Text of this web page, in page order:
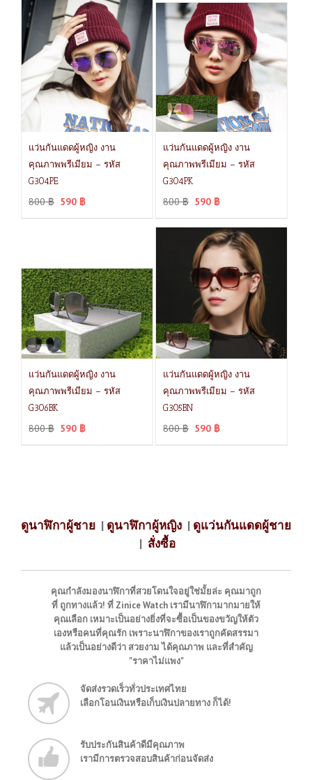
แว่นกันแดดผู้หญิง งาน
คุณภาพพรีเมียม – รหัส
G304PE
800฿ 590 ฿
แว่นกันแดดผู้หญิง งาน
คุณภาพพรีเมียม – รหัส
G304PK
800฿ 590 ฿
แว่นกันแดดผู้หญิง งาน
คุณภาพพรีเมียม – รหัส
G306BK
800฿ 590 ฿
แว่นกันแดดผู้หญิง งาน
คุณภาพพรีเมียม – รหัส
G305BN
800฿ 590 ฿
ดูนาฬิกาผู้ชาย | ดูนาฬิกาผู้หญิง | ดูแว่นกันแดดผู้ชาย
| สั่งซื้อ
คุณกำลังมองนาฬิกาที่สวยโดนใจอยู่ใช่มั้ยล่ะ คุณมาถูก
ที่ ถูกทางแล้ว! ที่ Zinice Watch เรามีนาฬิกามากมายให้
คุณเลือก เหมาะเป็นอย่างยิ่งที่จะซื้อเป็นของขวัญให้ตัว
เองหรือคนที่คุณรัก เพราะนาฬิกาของเราถูกคัดสรรมา
แล้วเป็นอย่างดีว่า สวยงาม ได้คุณภาพ และที่สำคัญ
"ราคาไม่แพง"
จัดส่งรวดเร็วทั่วประเทศไทย
เลือกโอนเงินหรือเก็บเงินปลายทาง ก็ได้!
รับประกันสินค้าดีมีคุณภาพ
เรามีการตรวจสอบสินค้าก่อนจัดส่ง